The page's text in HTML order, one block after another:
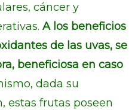
cáncer y
A los beneficios
de las uvas, se
beneficiosa en caso
dada su
estas frutas poseen